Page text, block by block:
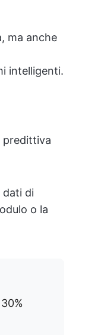
ma anche
intelligenti.
predittiva
dati di
o la